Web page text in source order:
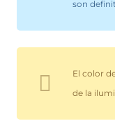
son
El color
de la